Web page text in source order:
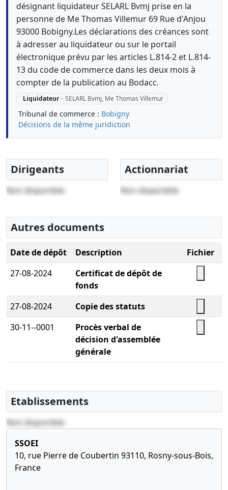
désignant liquidateur SELARL Bvmj prise en la
personne de Me Thomas Villemur 69 Rue d'Anjou
93000 Bobigny.Les déclarations des créances sont
à adresser au liquidateur ou sur le portail
électronique prévu par les articles L.814-2 et L.814-
13 du code de commerce dans les deux mois à
compter de la publication au Bodacc.
Liquidateur - SELARL Bvmj, Me Thomas Villemur
Tribunal de commerce : Bobigny
Décisions de la même juridiction
Dirigeants
Non disponible
Actionnariat
Non disponible
Autres documents
Date de dépôt Description
Fichier
27-08-2024
Certificat de dépôt de
fonds
27-08-2024
Copie des statuts
30-11--0001
Procès verbal de
décision d'assemblée
générale
Etablissements
Non disponible
SSOEI
10, rue Pierre de Coubertin 93110, Rosny-sous-Bois,
France